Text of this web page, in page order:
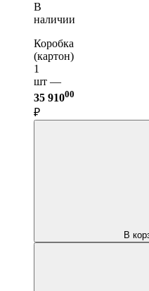
В
наличии
Коробка
(картон)
1
шт —
35 91000
₽
В